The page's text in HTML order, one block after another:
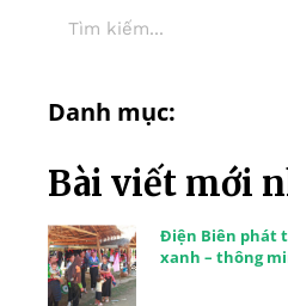
Danh mục:
Bài viết mới
Điện Biên phát
xanh – thông